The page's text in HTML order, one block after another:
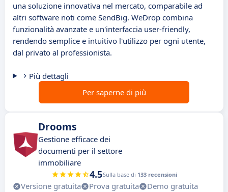
una soluzione innovativa nel mercato, comparabile ad
altri software noti come SendBig. WeDrop combina
funzionalità avanzate e un'interfaccia user-friendly,
rendendo semplice e intuitivo l'utilizzo per ogni utente,
dal privato al professionista.
Più dettagli
Per saperne di più
Drooms
Gestione efficace dei
documenti per il settore
immobiliare
4.5Sulla base di 133 recensioni
Versione gratuita Prova gratuita
Demo gratuita